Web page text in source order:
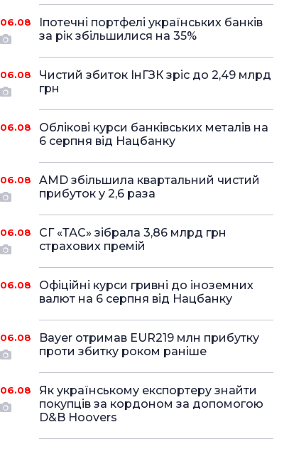
06.08
Іпотечні портфелі українських банків
за рік збільшилися на 35%
06.08
Чистий збиток ІнГЗК зріс до 2,49 млрд
грн
06.08
Облікові курси банківських металів на
6 серпня від Нацбанку
06.08
AMD збільшила квартальний чистий
прибуток у 2,6 раза
06.08
СГ «ТАС» зібрала 3,86 млрд грн
страхових премій
06.08
Офіційні курси гривні до іноземних
валют на 6 серпня від Нацбанку
06.08
Bayer отримав EUR219 млн прибутку
проти збитку роком раніше
06.08
Як українському експортеру знайти
покупців за кордоном за допомогою
D&B Hoovers